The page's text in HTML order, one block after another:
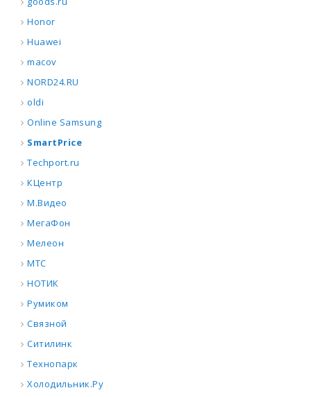
Honor
Huawei
macov
NORD24.RU
oldi
Online Samsung
SmartPrice
Techport.ru
КЦентр
М.Видео
МегаФон
Мелеон
МТС
НОТИК
Румиком
Связной
Ситилинк
Технопарк
Холодильник.Ру